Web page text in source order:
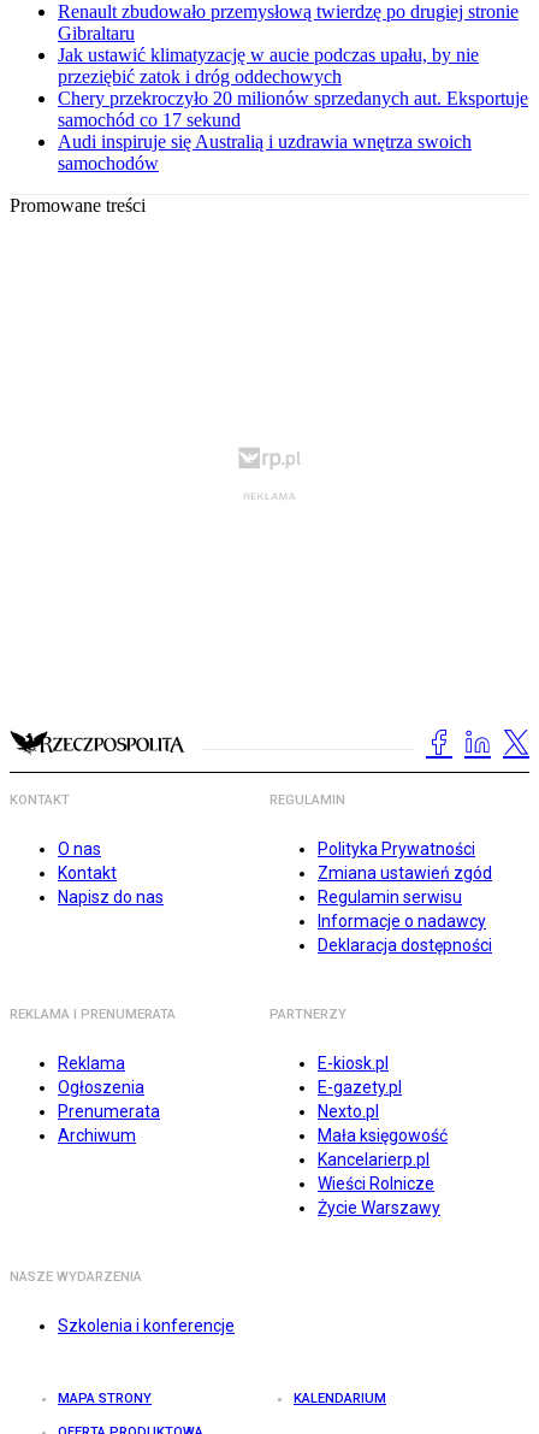
Renault zbudowało przemysłową twierdzę po drugiej stronie
Gibraltaru
Jak ustawić klimatyzację w aucie podczas upału, by nie
przeziębić zatok i dróg oddechowych
Chery przekroczyło 20 milionów sprzedanych aut. Eksportuje
samochód co 17 sekund
Audi inspiruje się Australią i uzdrawia wnętrza swoich
samochodów
Promowane treści
KONTAKT
O nas
Kontakt
Napisz do nas
REGULAMIN
Polityka Prywatności
Zmiana ustawień zgód
Regulamin serwisu
Informacje o nadawcy
Deklaracja dostępności
REKLAMA I PRENUMERATA
Reklama
Ogłoszenia
Prenumerata
Archiwum
PARTNERZY
E-kiosk.pl
E-gazety.pl
Nexto.pl
Mała księgowość
Kancelarierp.pl
Wieści Rolnicze
Życie Warszawy
NASZE WYDARZENIA
Szkolenia i konferencje
MAPA STRONY KALENDARIUM